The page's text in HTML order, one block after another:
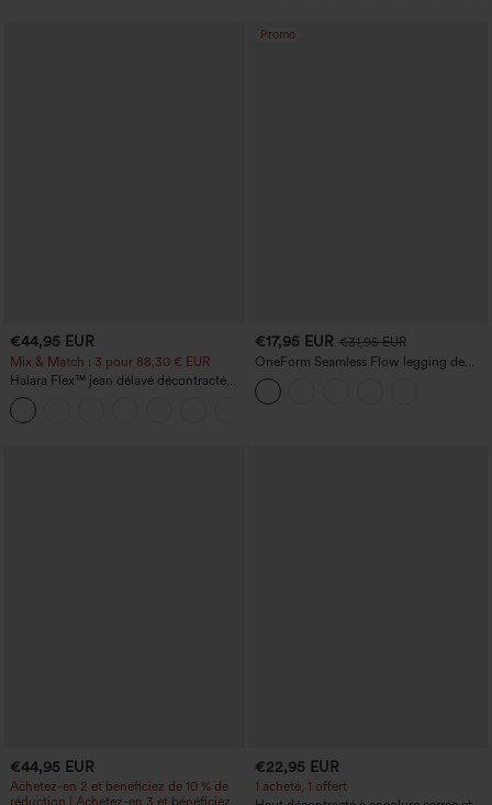
€44,95 EUR
Mix & Match : 3 pour 88,30 € EUR
Halara Flex™ jean délavé décontracté
taille haute à poches, coupe baggy à
jambe large
Promo
€17,95 EUR €31,95 EUR
OneForm Seamless Flow legging de
yoga taille haute, gainant pour le ventre
et effet rehausseur de fesses
€44,95 EUR
Achetez-en 2 et bénéficiez de 10 % de
€22,95 EUR
1 acheté, 1 offert